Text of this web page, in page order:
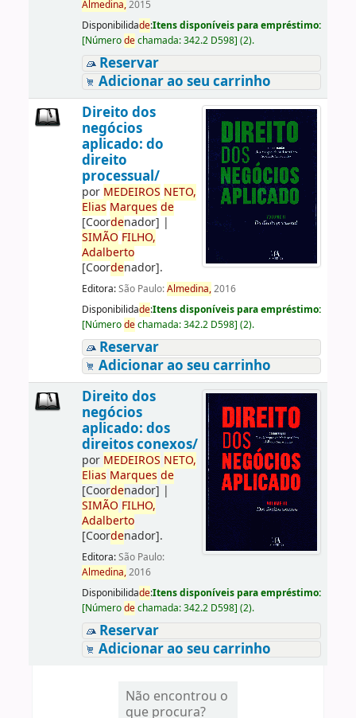
Almedina,2015
Disponibilidade:Itens disponíveis para empréstimo:
[Númerodechamada:342.2 D598] (2).
Reservar
Adicionar ao seu carrinho
Direito dos
negócios
aplicado: do
direito
processual/
por MEDEIROS NETO,
Elias Marques de
[Coordenador] |
SIMÃO FILHO,
Adalberto
[Coordenador].
Editora:São Paulo:Almedina,2016
Disponibilidade:Itens disponíveis para empréstimo:
[Númerodechamada:342.2 D598] (2).
Reservar
Adicionar ao seu carrinho
Direito dos
negócios
aplicado: dos
direitos conexos/
por MEDEIROS NETO,
Elias Marques de
[Coordenador] |
SIMÃO FILHO,
Adalberto
[Coordenador].
Editora:São Paulo:
Almedina,2016
Disponibilidade:Itens disponíveis para empréstimo:
[Númerodechamada:342.2 D598] (2).
Reservar
Adicionar ao seu carrinho
Não encontrou o
que procura?